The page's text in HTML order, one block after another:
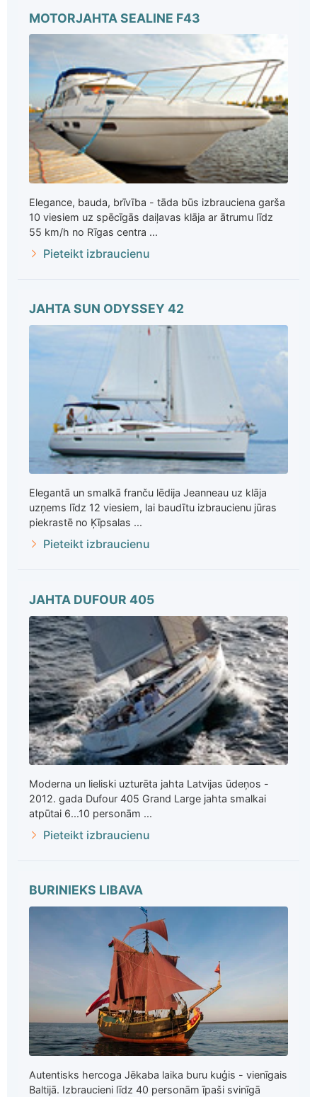
MOTORJAHTA SEALINE F43
Elegance, bauda, brīvība - tāda būs izbrauciena garša
10 viesiem uz spēcīgās daiļavas klāja ar ātrumu līdz
55 km/h no Rīgas centra ...
Pieteikt izbraucienu
JAHTA SUN ODYSSEY 42
Elegantā un smalkā franču lēdija Jeanneau uz klāja
uzņems līdz 12 viesiem, lai baudītu izbraucienu jūras
piekrastē no Ķīpsalas ...
Pieteikt izbraucienu
JAHTA DUFOUR 405
Moderna un lieliski uzturēta jahta Latvijas ūdeņos -
2012. gada Dufour 405 Grand Large jahta smalkai
atpūtai 6...10 personām ...
Pieteikt izbraucienu
BURINIEKS LIBAVA
Autentisks hercoga Jēkaba laika buru kuģis - vienīgais
Baltijā. Izbraucieni līdz 40 personām īpaši svinīgā